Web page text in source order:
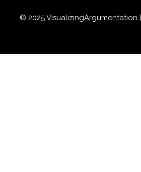
© 2025 VisualizingArgumentation |